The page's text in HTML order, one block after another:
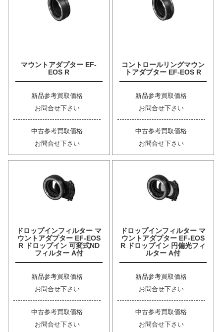
マウントアダプター EF-
EOS R
新品参考買取価格
お問合せ下さい
中古参考買取価格
お問合せ下さい
コントロールリングマウン
トアダプター EF-EOS R
新品参考買取価格
お問合せ下さい
中古参考買取価格
お問合せ下さい
ドロップインフィルター マ
ウントアダプター EF-EOS
R ドロップイン 可変式ND
フィルター A付
新品参考買取価格
お問合せ下さい
中古参考買取価格
お問合せ下さい
ドロップインフィルター マ
ウントアダプター EF-EOS
R ドロップイン 円偏光フィ
ルター A付
新品参考買取価格
お問合せ下さい
中古参考買取価格
お問合せ下さい